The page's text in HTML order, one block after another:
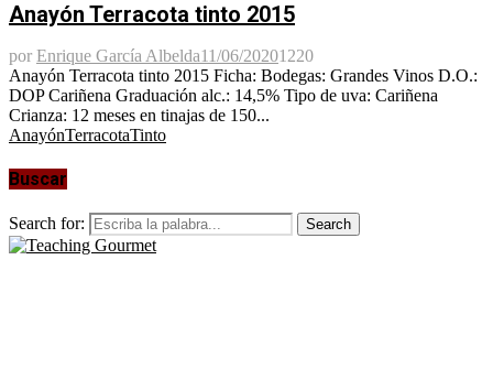
Anayón Terracota tinto 2015
por Enrique García Albelda11/06/20201220
Anayón Terracota tinto 2015 Ficha: Bodegas: Grandes Vinos D.O.:
DOP Cariñena Graduación alc.: 14,5% Tipo de uva: Cariñena
Crianza: 12 meses en tinajas de 150...
AnayónTerracotaTinto
Buscar
Search for: Search